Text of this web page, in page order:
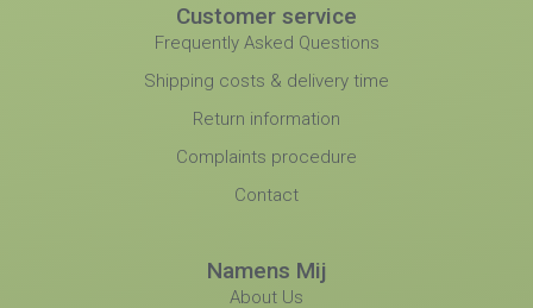
Customer service
Frequently Asked Questions
Shipping costs & delivery time
Return information
Complaints procedure
Contact
Namens Mij
About Us